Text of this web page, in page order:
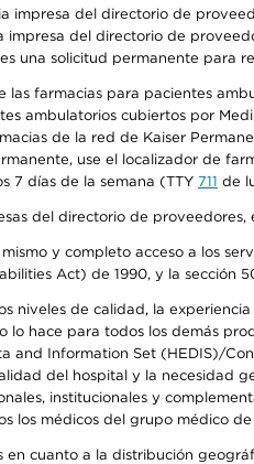
impresa del directorio de
impresa del directorio de
una solicitud permanente para
las farmacias para pacientes
ambulatorios cubiertos por
de la red de Kaiser
use el localizador de
7 días de la semana (TTY 711 de
del directorio de
y completo acceso a los
Act) de 1990, y la sección
niveles de calidad, la
lo hace para todos los demás
and Information Set (HEDIS)/
del hospital y la necesidad
institucionales y
los médicos del grupo médico
en cuanto a la distribución